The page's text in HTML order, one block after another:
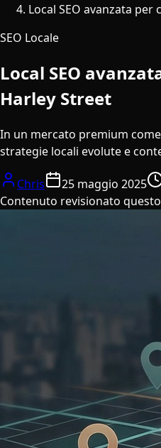
Local SEO avanzata
SEO Locale
Local SEO
Harley Street
In un mercato premium
strategie locali evolute e
Chris 25 maggio 2025
Contenuto revisionato